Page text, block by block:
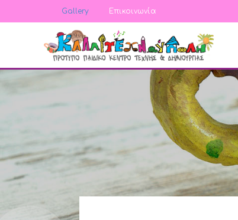
Gallery Επικοινωνία